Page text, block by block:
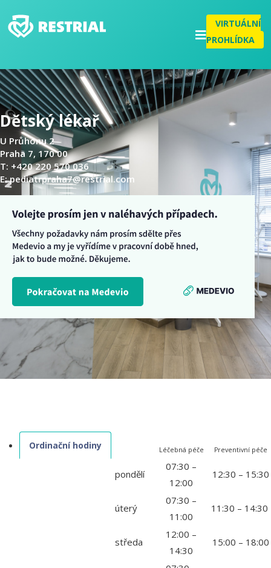
VIRTUÁLNÍ
PROHLÍDKA
Dětský lékař
U Průhonu 2
Praha 7, 170 00
T: +420 220 570 036
E:pediatrpraha7@restrial.com
Ordinační hodiny Léčebná péče Preventivní péče
pondělí
07:30 –
12:00
12:30 – 15:30
úterý
07:30 –
11:00
11:30 – 14:30
středa
12:00 –
14:30
15:00 – 18:00